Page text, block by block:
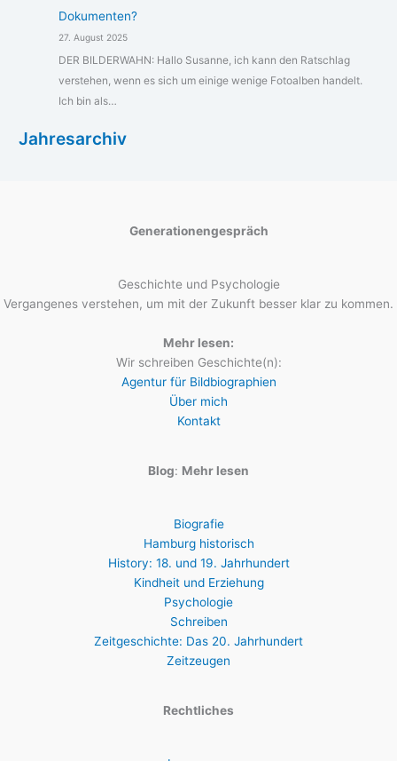
Dokumenten?
27. August 2025
DER BILDERWAHN: Hallo Susanne, ich kann den Ratschlag
verstehen, wenn es sich um einige wenige Fotoalben handelt.
Ich bin als…
Jahresarchiv
Generationengespräch
Geschichte und Psychologie
Vergangenes verstehen, um mit der Zukunft besser klar zu kommen.
Mehr lesen:
Wir schreiben Geschichte(n):
Agentur für Bildbiographien
Über mich
Kontakt
Blog: Mehr lesen
Biografie
Hamburg historisch
History: 18. und 19. Jahrhundert
Kindheit und Erziehung
Psychologie
Schreiben
Zeitgeschichte: Das 20. Jahrhundert
Zeitzeugen
Rechtliches